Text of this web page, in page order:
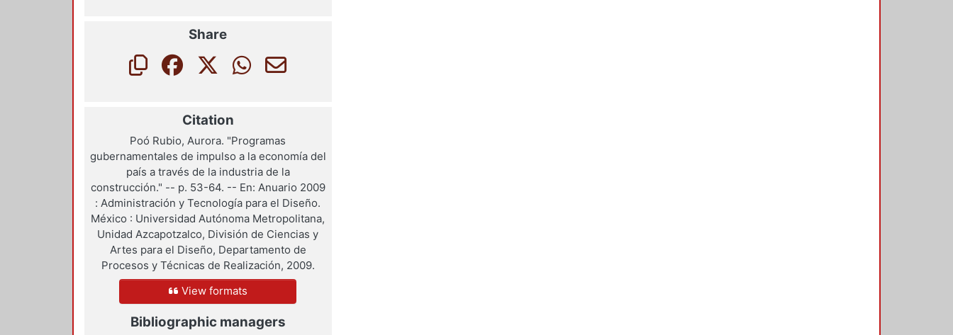
Share
Citation
Poó Rubio, Aurora. "Programas
gubernamentales de impulso a la economía del
país a través de la industria de la
construcción." -- p. 53-64. -- En: Anuario 2009
: Administración y Tecnología para el Diseño.
México : Universidad Autónoma Metropolitana,
Unidad Azcapotzalco, División de Ciencias y
Artes para el Diseño, Departamento de
Procesos y Técnicas de Realización, 2009.
View formats
Bibliographic managers